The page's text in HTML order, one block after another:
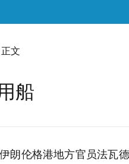
文
船
朗伦格港地方官员法瓦